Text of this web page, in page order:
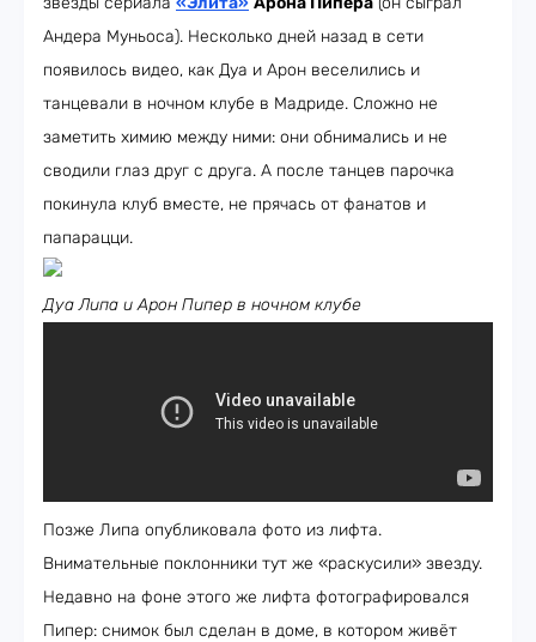
Андера Муньоса). Несколько дней назад в сети
появилось видео, как Дуа и Арон веселились и
танцевали в ночном клубе в Мадриде. Сложно не
заметить химию между ними: они обнимались и не
сводили глаз друг с друга. А после танцев парочка
покинула клуб вместе, не прячась от фанатов и
папарацци.
Дуа Липа и Арон Пипер в ночном клубе
Позже Липа опубликовала фото из лифта.
Внимательные поклонники тут же «раскусили» звезду.
Недавно на фоне этого же лифта фотографировался
Пипер: снимок был сделан в доме, в котором живёт